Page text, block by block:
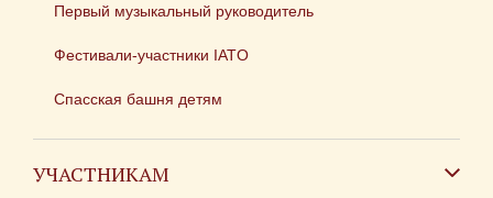
Первый музыкальный руководитель
Фестивали-участники IATO
Спасская башня детям
УЧАСТНИКАМ